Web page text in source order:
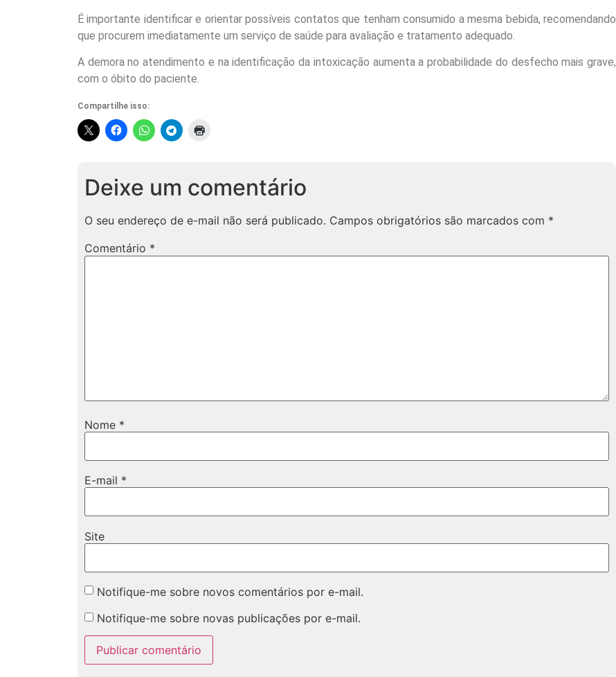
É importante identificar e orientar possíveis contatos que tenham consumido a mesma bebida, recomendando
que procurem imediatamente um serviço de saúde para avaliação e tratamento adequado.
A demora no atendimento e na identificação da intoxicação aumenta a probabilidade do desfecho mais grave,
com o óbito do paciente.
Compartilhe isso:
Deixe um comentário
O seu endereço de e-mail não será publicado. Campos obrigatórios são marcados com *
Comentário *
Nome *
E-mail *
Site
Notifique-me sobre novos comentários por e-mail.
Notifique-me sobre novas publicações por e-mail.